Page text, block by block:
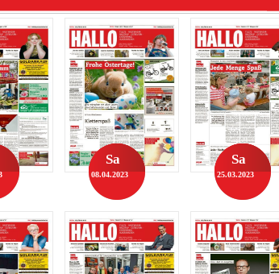
Sa
08.04.2023
Sa
25.03.2023